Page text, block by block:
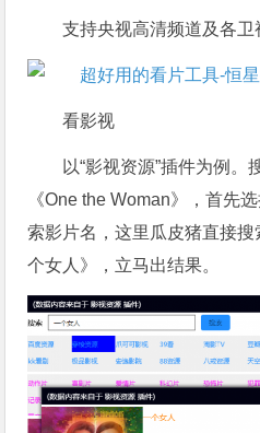
支持央视高清频道及各
看影视
以“影视资源”插件为例。
《One the Woman》，首先
索影片名，这里瓜皮猪直接
个女人》，立马出结果。